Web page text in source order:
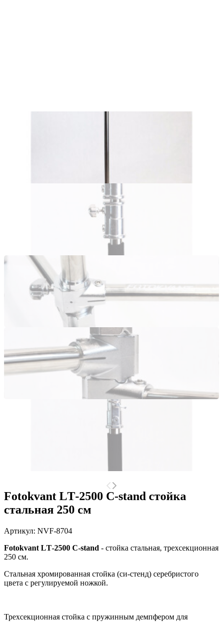
Fotokvant LТ-2500 C-stand стойка
стальная 250 см
Артикул: NVF-8704
Fotokvant LТ-2500 C-stand - стойка стальная, трехсекционная
250 см.
Стальная хромированная стойка (си-стенд) серебристого
цвета с регулируемой ножкой.
Трехсекционная стойка с пружинным демпфером для